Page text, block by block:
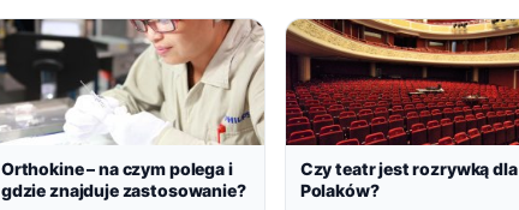
Orthokine – na czym polega i
gdzie znajduje zastosowanie?
Czy teatr jest rozrywką dla
Polaków?